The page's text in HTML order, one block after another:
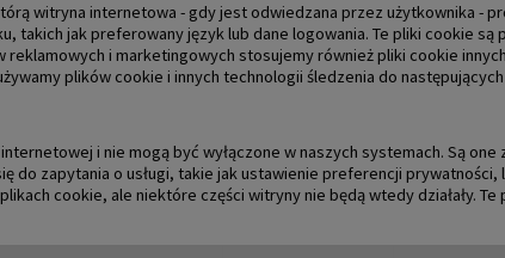
witryna internetowa - gdy jest odwiedzana przez użytkownika -
takich jak preferowany język lub dane logowania. Te pliki cookie są
i marketingowych stosujemy również pliki cookie
plików cookie i innych technologii śledzenia do
i nie mogą być wyłączone w naszych systemach. Są
zapytania o usługi, takie jak ustawienie preferencji prywatności,
cookie, ale niektóre części witryny nie będą wtedy działały.